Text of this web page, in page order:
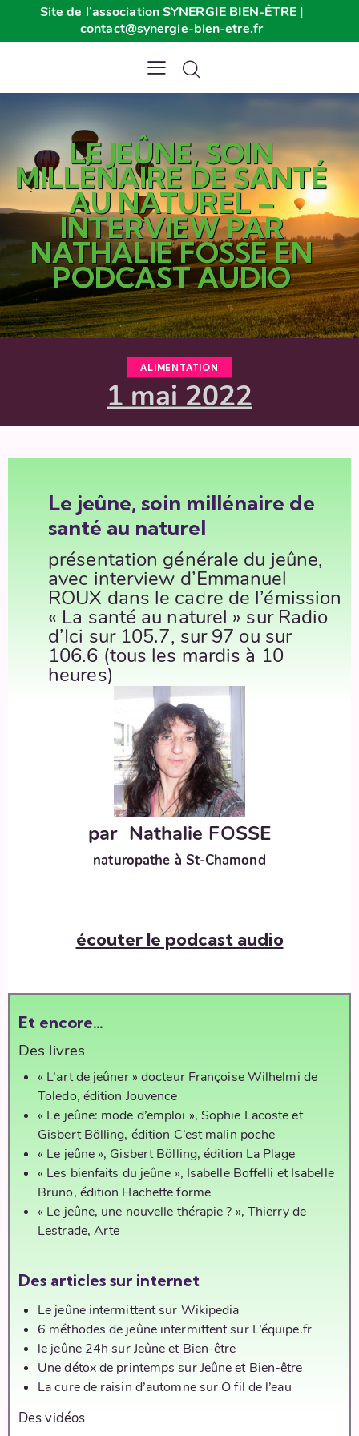
Site de l’association SYNERGIE BIEN-ÊTRE |
contact@synergie-bien-etre.fr
LE JEÛNE, SOIN
MILLÉNAIRE DE SANTÉ
AU NATUREL –
INTERVIEW PAR
NATHALIE FOSSE EN
PODCAST AUDIO
ALIMENTATION
1 mai 2022
Le jeûne, soin millénaire de
santé au naturel
présentation générale du jeûne,
avec interview d’Emmanuel
ROUX dans le cadre de l’émission
« La santé au naturel » sur Radio
d’Ici sur 105.7, sur 97 ou sur
106.6 (tous les mardis à 10
heures)
par Nathalie FOSSE
naturopathe à St-Chamond
écouter le podcast audio
Et encore…
Des livres
« L’art de jeûner » docteur Françoise Wilhelmi de
Toledo, édition Jouvence
« Le jeûne: mode d’emploi », Sophie Lacoste et
Gisbert Bölling, édition C’est malin poche
« Le jeûne », Gisbert Bölling, édition La Plage
« Les bienfaits du jeûne », Isabelle Boffelli et Isabelle
Bruno, édition Hachette forme
« Le jeûne, une nouvelle thérapie ? », Thierry de
Lestrade, Arte
Des articles sur internet
Le jeûne intermittent sur Wikipedia
6 méthodes de jeûne intermittent sur L’équipe.fr
le jeûne 24h sur Jeûne et Bien-être
Une détox de printemps sur Jeûne et Bien-être
La cure de raisin d’automne sur O fil de l’eau
Des vidéos